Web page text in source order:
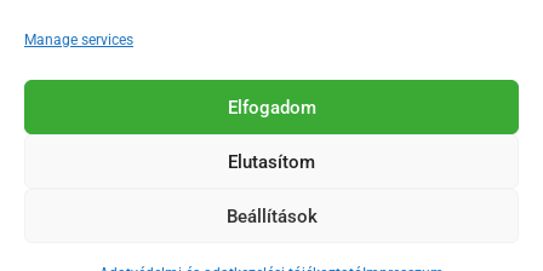
Manage services
Elfogadom
Elutasítom
Beállítások
o
o
-
b
e
s
r
Az Érd Média médiaszolgáltatási tevékenységét a
Médiatanács a Magyar Média Mecenatúra program
2018-2026. © Minden jog fenntartva, Érd Megyei Jogú Város